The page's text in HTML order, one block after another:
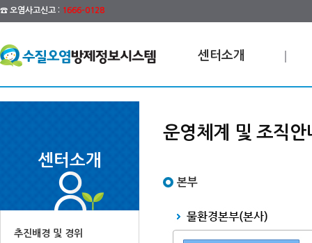
☎ 오염사고신고 : 1666-0128
센터소개
센터소개
추진배경 및 경위
운영체계 및 조직안
본부